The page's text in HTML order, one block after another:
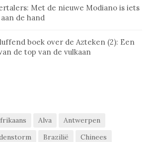
Met de nieuwe Modiano is iets
de hand
boek over de Azteken (2): Een
de top van de vulkaan
Alva
Antwerpen
Brazilië
Chinees